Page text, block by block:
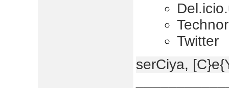
Twitter
serCiya,